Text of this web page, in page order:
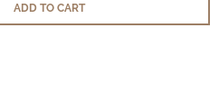
ADD TO CART